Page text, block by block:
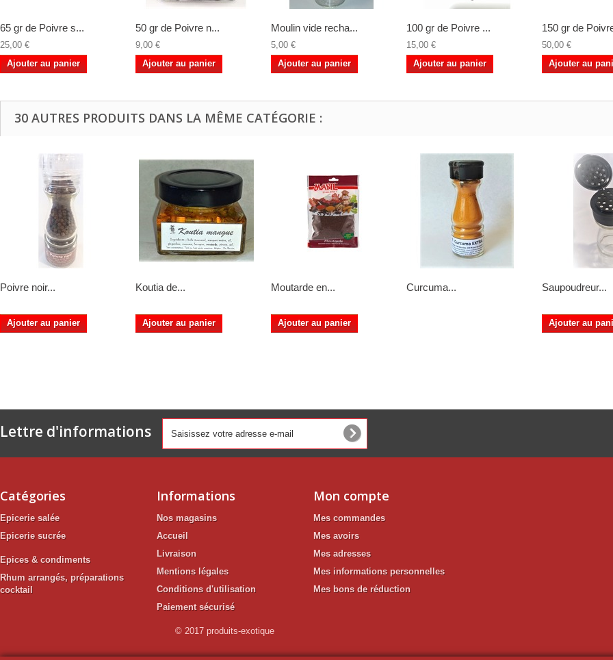
65 gr de Poivre s...
25,00 €
Ajouter au panier
50 gr de Poivre n...
9,00 €
Ajouter au panier
Moulin vide recha...
5,00 €
Ajouter au panier
100 gr de Poivre ...
15,00 €
Ajouter au panier
150 gr de
50,00 €
Ajouter au
30 AUTRES PRODUITS DANS LA MÊME CATÉGORIE :
Poivre noir...
Ajouter au panier
Koutia de...
Ajouter au panier
Moutarde en...
Ajouter au panier
Curcuma... Saupoudreur...
Ajouter au
Lettre d'informations
Catégories
Epicerie salée
Epicerie sucrée
Epices & condiments
Rhum arrangés, préparations
cocktail
Informations
Nos magasins
Accueil
Livraison
Mentions légales
Conditions d'utilisation
Paiement sécurisé
© 2017 produits-exotique
Mon compte
Mes commandes
Mes avoirs
Mes adresses
Mes informations personnelles
Mes bons de réduction